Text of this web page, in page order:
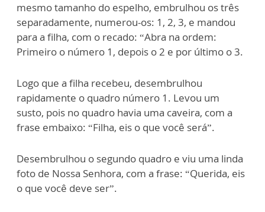
mesmo tamanho do espelho, embrulhou os três
separadamente, numerou-os: 1, 2, 3, e mandou
para a filha, com o recado: “Abra na ordem:
Primeiro o número 1, depois o 2 e por último o 3.
Logo que a filha recebeu, desembrulhou
rapidamente o quadro número 1. Levou um
susto, pois no quadro havia uma caveira, com a
frase embaixo: “Filha, eis o que você será”.
Desembrulhou o segundo quadro e viu uma linda
foto de Nossa Senhora, com a frase: “Querida, eis
o que você deve ser”.